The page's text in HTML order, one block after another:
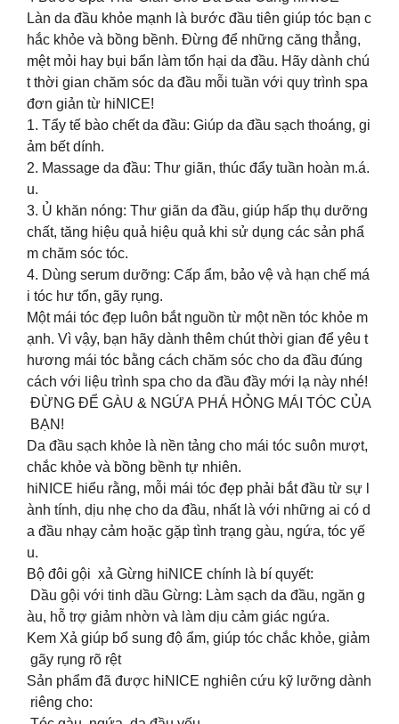
Làn da đầu khỏe mạnh là bước đầu tiên giúp tóc bạn c
hắc khỏe và bồng bềnh. Đừng để những căng thẳng,
mệt mỏi hay bụi bẩn làm tổn hại da đầu. Hãy dành chú
t thời gian chăm sóc da đầu mỗi tuần với quy trình spa
đơn giản từ hiNICE!
1. Tẩy tế bào chết da đầu: Giúp da đầu sạch thoáng, gi
ảm bết dính.
2. Massage da đầu: Thư giãn, thúc đẩy tuần hoàn m.á.
u.
3. Ủ khăn nóng: Thư giãn da đầu, giúp hấp thụ dưỡng
chất, tăng hiệu quả hiệu quả khi sử dụng các sản phẩ
m chăm sóc tóc.
4. Dùng serum dưỡng: Cấp ẩm, bảo vệ và hạn chế má
i tóc hư tổn, gãy rụng.
Một mái tóc đẹp luôn bắt nguồn từ một nền tóc khỏe m
ạnh. Vì vậy, bạn hãy dành thêm chút thời gian để yêu t
hương mái tóc bằng cách chăm sóc cho da đầu đúng
cách với liệu trình spa cho da đầu đầy mới lạ này nhé!
ĐỪNG ĐỂ GÀU & NGỨA PHÁ HỎNG MÁI TÓC CỦA
BẠN!
Da đầu sạch khỏe là nền tảng cho mái tóc suôn mượt,
chắc khỏe và bồng bềnh tự nhiên.
hiNICE hiểu rằng, mỗi mái tóc đẹp phải bắt đầu từ sự l
ành tính, dịu nhẹ cho da đầu, nhất là với những ai có d
a đầu nhạy cảm hoặc gặp tình trạng gàu, ngứa, tóc yế
u.
Bộ đôi gội xả Gừng hiNICE chính là bí quyết:
Dầu gội với tinh dầu Gừng: Làm sạch da đầu, ngăn g
àu, hỗ trợ giảm nhờn và làm dịu cảm giác ngứa.
Kem Xả giúp bổ sung độ ẩm, giúp tóc chắc khỏe, giảm
gãy rụng rõ rệt
Sản phẩm đã được hiNICE nghiên cứu kỹ lưỡng dành
riêng cho: